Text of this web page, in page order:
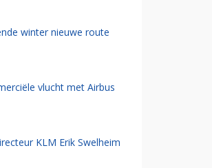
winter nieuwe route
vlucht met Airbus
KLM Erik Swelheim